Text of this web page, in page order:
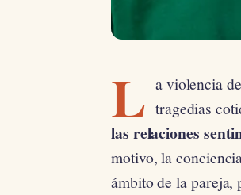
L a violencia
tragedias
las relaciones
motivo, la
ámbito de la pareja,